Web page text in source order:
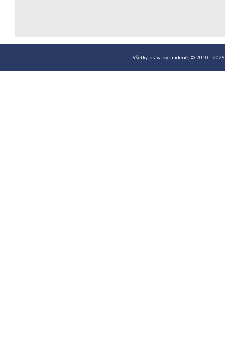
Všetky práva vyhradené, © 2010 -